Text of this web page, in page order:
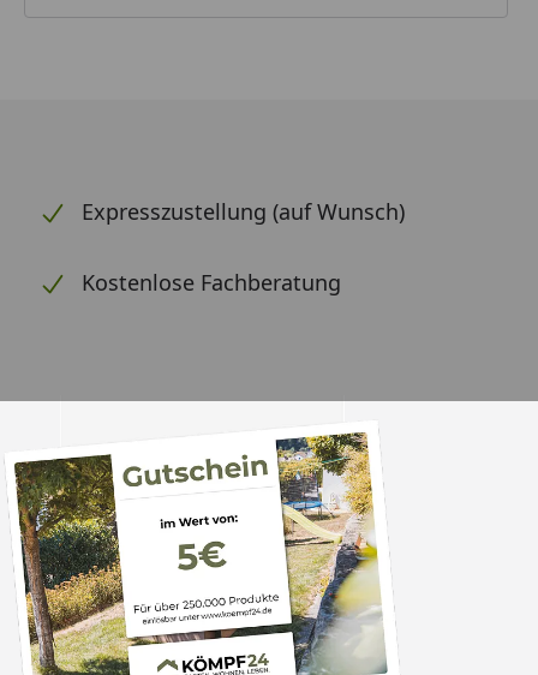
Expresszustellung (auf Wunsch)
Kostenlose Fachberatung